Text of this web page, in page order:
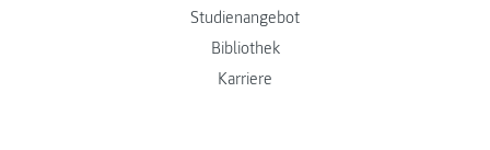
Studienangebot
Bibliothek
Karriere